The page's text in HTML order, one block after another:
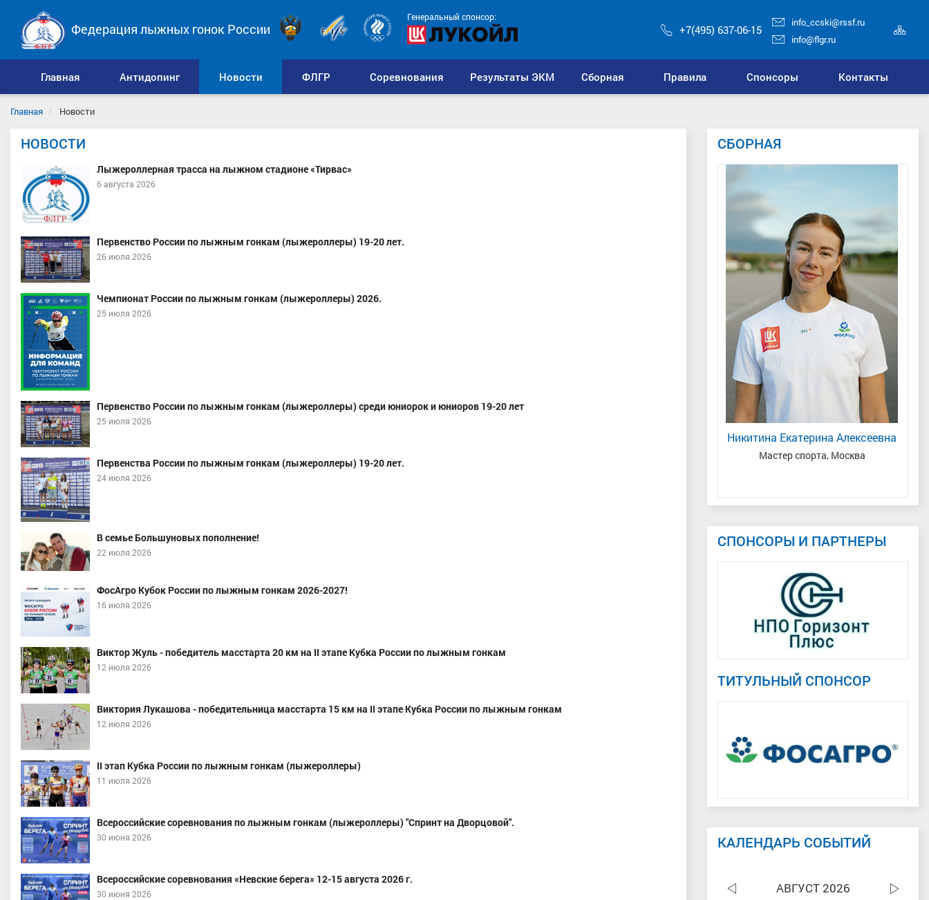
Генеральный спонсор:
Федерация лыжных гонок России +7(495) 637-06-15
info_ccski@rssf.ru
info@flgr.ru
Главная Антидопинг Новости ФЛГР Соревнования Результаты ЭКМ Сборная Правила Спонсоры Контакты
Главная Новости
НОВОСТИ
Лыжероллерная трасса на лыжном стадионе «Тирвас»
6 августа 2026
Первенство России по лыжным гонкам (лыжероллеры) 19-20 лет.
26 июля 2026
Чемпионат России по лыжным гонкам (лыжероллеры) 2026.
25 июля 2026
Первенство России по лыжным гонкам (лыжероллеры) среди юниорок и юниоров 19-20 лет
25 июля 2026
Первенства России по лыжным гонкам (лыжероллеры) 19-20 лет.
24 июля 2026
В семье Большуновых пополнение!
22 июля 2026
ФосАгро Кубок России по лыжным гонкам 2026-2027!
16 июля 2026
Виктор Жуль - победитель масстарта 20 км на II этапе Кубка России по лыжным гонкам
12 июля 2026
Виктория Лукашова - победительница масстарта 15 км на II этапе Кубка России по лыжным гонкам
12 июля 2026
II этап Кубка России по лыжным гонкам (лыжероллеры)
11 июля 2026
Всероссийские соревнования по лыжным гонкам (лыжероллеры) "Спринт на Дворцовой".
30 июня 2026
Всероссийские соревнования «Невские берега» 12-15 августа 2026 г.
30 июня 2026
СБОРНАЯ
Фадеев Никита
Республика Татарстан
Никитина Екатерина Алексеевна
Мастер спорта, Москва
СПОНСОРЫ И ПАРТНЕРЫ
ТИТУЛЬНЫЙ СПОНСОР
КАЛЕНДАРЬ СОБЫТИЙ
АВГУСТ 2026